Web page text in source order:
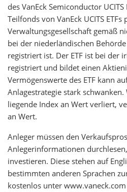
des VanEck Semiconductor UCITS
Teilfonds von VanEck UCITS ETFs
Verwaltungsgesellschaft gemäß
bei der niederländischen
registriert ist. Der ETF ist bei der
registriert und bildet einen
Vermögenswerte des ETF kann
Anlagestrategie stark
liegende Index an Wert verliert,
an Wert.
Anleger müssen den
Anlegerinformationen
investieren. Diese stehen auf
bestimmten anderen Sprachen
kostenlos unter